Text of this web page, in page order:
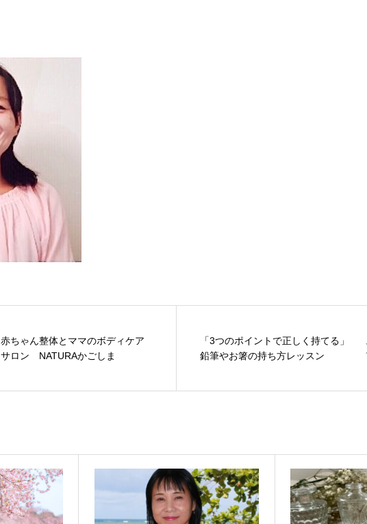
赤ちゃん整体とママのボディケア
サロン NATURAかごしま
「3つのポイントで正しく持てる」
鉛筆やお箸の持ち方レッスン